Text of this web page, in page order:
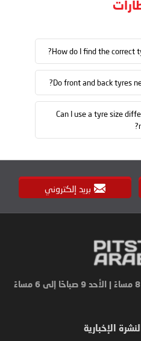
How do I find the correct
Do front and back tyres
Can I use a tyre size
بريد إلكتروني
الإخبارية